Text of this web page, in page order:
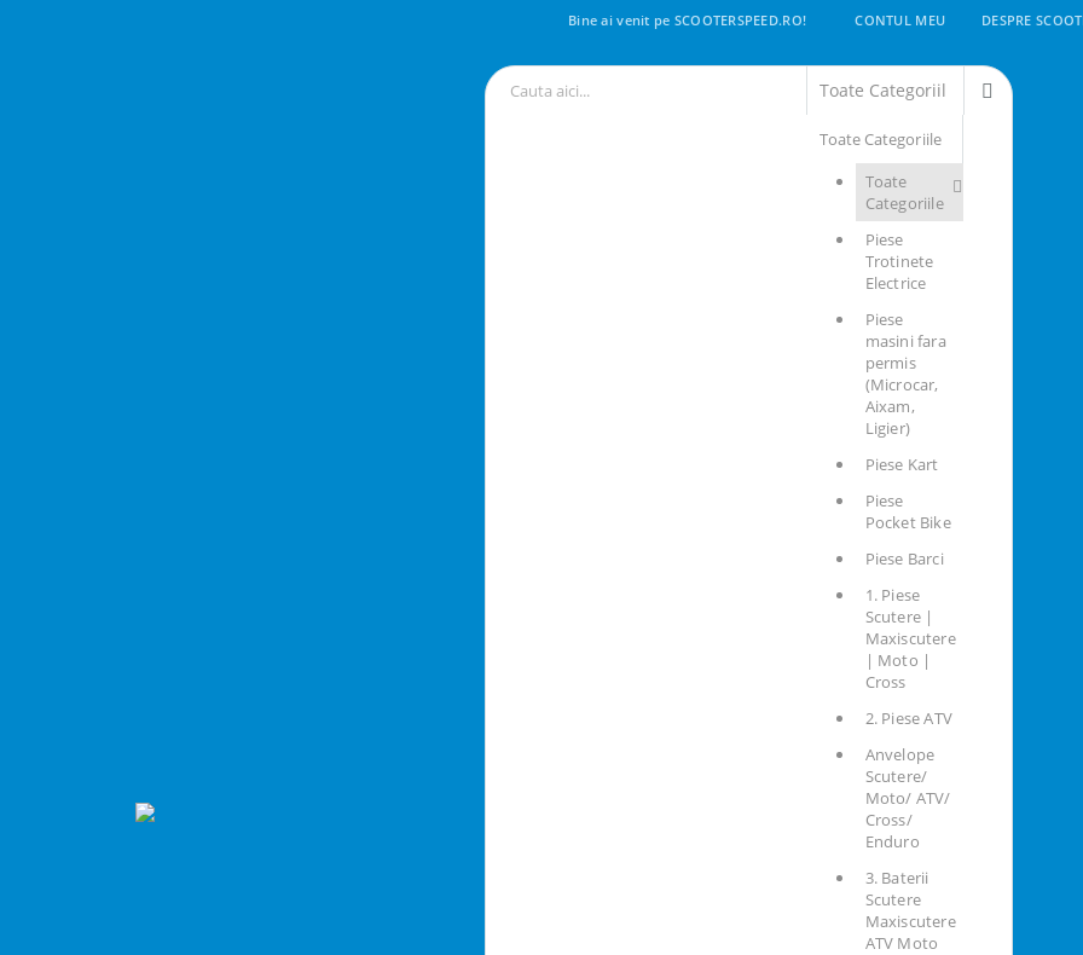
Bine ai venit pe SCOOTERSPEED.RO! CONTUL MEU DESPRE
Toate Categoriile
Toate
Categoriile
Piese
Trotinete
Electrice
Piese
masini fara
permis
(Microcar,
Aixam,
Ligier)
Piese Kart
Piese
Pocket Bike
Piese Barci
1. Piese
Scutere |
Maxiscutere
| Moto |
Cross
2. Piese ATV
Anvelope
Scutere/
Moto/ ATV/
Cross/
Enduro
3. Baterii
Scutere
Maxiscutere
ATV Moto